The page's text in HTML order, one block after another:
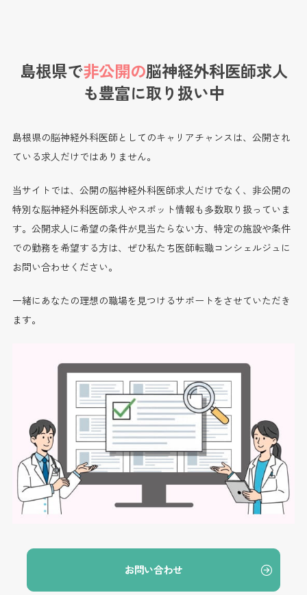
島根県で非公開の脳神経外科医師求人
も豊富に取り扱い中
島根県の脳神経外科医師としてのキャリアチャンスは、公開され
ている求人だけではありません。
当サイトでは、公開の脳神経外科医師求人だけでなく、非公開の
特別な脳神経外科医師求人やスポット情報も多数取り扱っていま
す。公開求人に希望の条件が見当たらない方、特定の施設や条件
での勤務を希望する方は、ぜひ私たち医師転職コンシェルジュに
お問い合わせください。
一緒にあなたの理想の職場を見つけるサポートをさせていただき
ます。
お問い合わせ